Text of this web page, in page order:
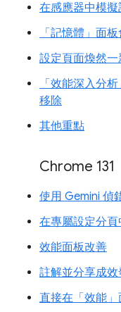
在感應器中模擬
「記憶體」面
設定頁面煥然一
「效能深入分
移除
其他重點
Chrome 131
使用 Gemini 偵
在專屬設定分
效能面板改善
註解並分享成效
直接在「效能